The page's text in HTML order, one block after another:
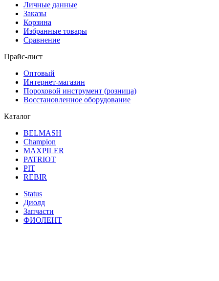
Личные данные
Заказы
Корзина
Избранные товары
Сравнение
Прайс-лист
Оптовый
Интернет-магазин
Пороховой инструмент (розница)
Восстановленное оборудование
Каталог
BELMASH
Champion
MAXPILER
PATRIOT
PIT
REBIR
Status
Диолд
Запчасти
ФИОЛЕНТ